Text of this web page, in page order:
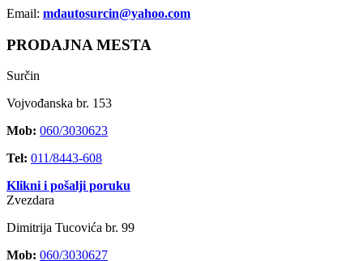
Email: mdautosurcin@yahoo.com
PRODAJNA MESTA
Surčin
Vojvođanska br. 153
Mob: 060/3030623
Tel: 011/8443-608
Klikni i pošalji poruku
Zvezdara
Dimitrija Tucovića br. 99
Mob: 060/3030627